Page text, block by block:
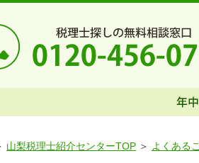
山梨税理士紹介センターTOP よくある